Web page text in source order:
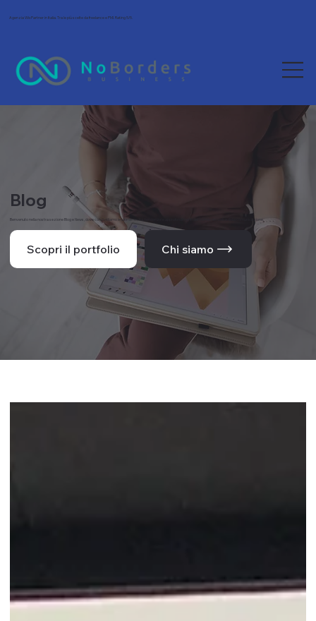
Agenzia Wix Partner in Italia. Tra le più scelte da freelance e PMI. Rating 5/5.
Blog
Benvenuto nella nostra sezione Blog e News, dove condividiamo le ultime novità, tendenze e approfondimenti dal mondo del web e della comunicazione.
Scopri il portfolio Chi siamo